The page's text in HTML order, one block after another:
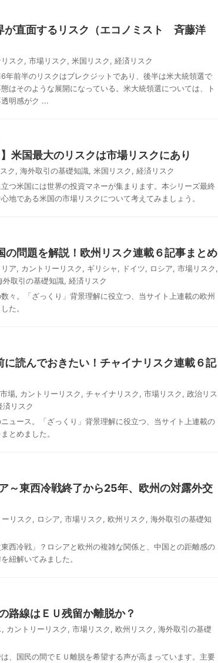
が直面するリスク（エコノミスト 斉藤洋
スク , 市場リスク , 米国リスク , 経済リスク
年前半のリスクはブレクジットであり、後半は米大統領選で
はそのような展開になっている。米大統領選については、ト
明感がク ...
米国最大のリスクは市場リスクにあり
ク , 海外取引の基礎知識, 米国リスク , 経済リスク
つ米国には世界の投資マネーが集まります。本シリーズ最終
地である米国の市場リスクについて考えてみましょう。
の問題を解説！欧州リスク連載６記事まとめ
ア, カントリーリスク , ギリシャ , ドイツ, ロシア, 市場リスク ,
外取引の基礎知識, 経済リスク
々。「ざっくり」背景理解に役立つ、当サイト上連載の欧州
た。
に読んでおきたい！チャイナリスク連載６記
場, カントリーリスク , チャイナリスク , 市場リスク , 政治リス
済リスク
ュース。「ざっくり」背景理解に役立つ、当サイト上連載の
とめました。
東西冷戦終了から25年、欧州の対露外交
リスク , ロシア, 市場リスク , 欧州リスク , 海外取引の基礎知
西冷戦」？ロシアと欧州の複雑な関係と、中国との距離感の
紐解いてみました。
線はＥＵ残留か離脱か？
, カントリーリスク , 市場リスク , 欧州リスク , 海外取引の基礎
、国民の間でＥＵ離脱を希望する声が高まっています。主要